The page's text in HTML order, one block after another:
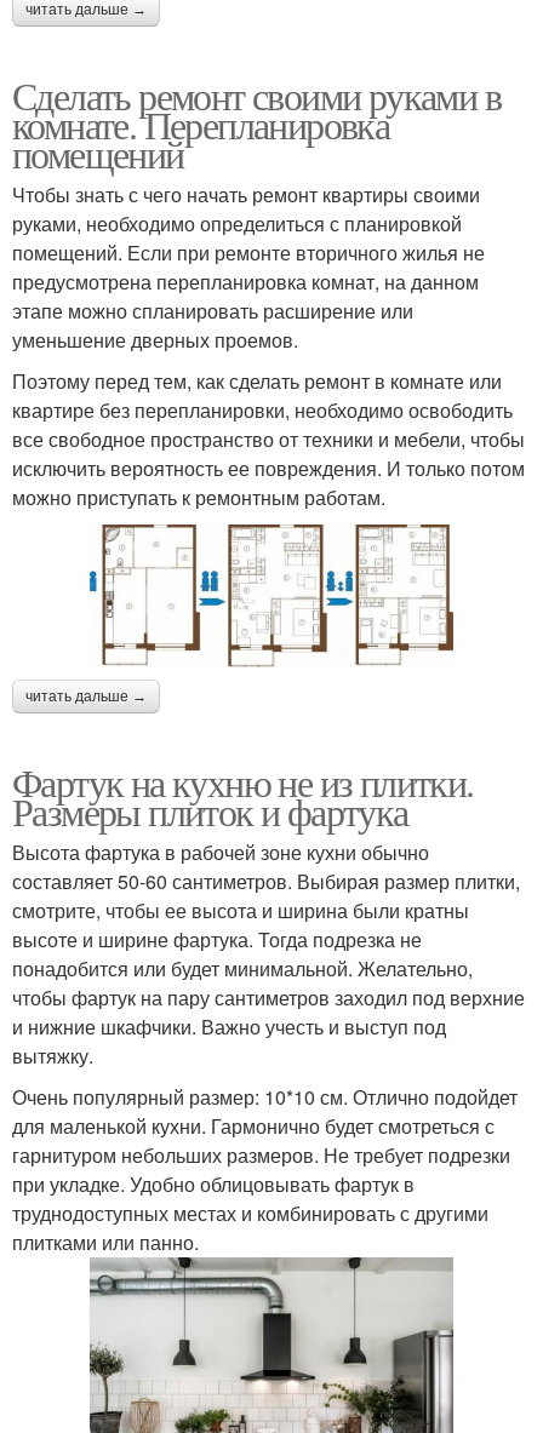
читать дальше →
Сделать ремонт своими руками в
комнате. Перепланировка
помещений
Чтобы знать с чего начать ремонт квартиры своими
руками, необходимо определиться с планировкой
помещений. Если при ремонте вторичного жилья не
предусмотрена перепланировка комнат, на данном
этапе можно спланировать расширение или
уменьшение дверных проемов.
Поэтому перед тем, как сделать ремонт в комнате или
квартире без перепланировки, необходимо освободить
все свободное пространство от техники и мебели, чтобы
исключить вероятность ее повреждения. И только потом
можно приступать к ремонтным работам.
читать дальше →
Фартук на кухню не из плитки.
Размеры плиток и фартука
Высота фартука в рабочей зоне кухни обычно
составляет 50-60 сантиметров. Выбирая размер плитки,
смотрите, чтобы ее высота и ширина были кратны
высоте и ширине фартука. Тогда подрезка не
понадобится или будет минимальной. Желательно,
чтобы фартук на пару сантиметров заходил под верхние
и нижние шкафчики. Важно учесть и выступ под
вытяжку.
Очень популярный размер: 10*10 см. Отлично подойдет
для маленькой кухни. Гармонично будет смотреться с
гарнитуром небольших размеров. Не требует подрезки
при укладке. Удобно облицовывать фартук в
труднодоступных местах и комбинировать с другими
плитками или панно.